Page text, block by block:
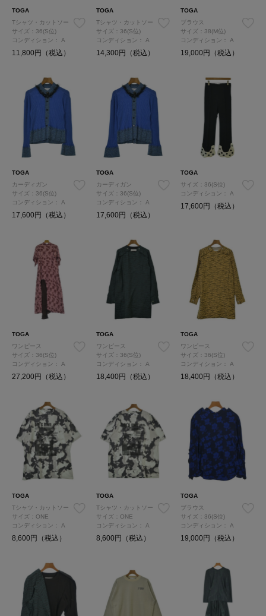
TOGA
Tシャツ・カットソー
サイズ：36(S位)
コンディション： A
11,800円（税込）
TOGA
Tシャツ・カットソー
サイズ：36(S位)
コンディション：
A
14,300円（税込）
TOGA
ブラウス
サイズ：38(M位)
コンディション：
A
19,000円（税込）
TOGA
カーディガン
サイズ：36(S位)
コンディション： A
17,600円（税込）
TOGA
カーディガン
サイズ：36(S位)
コンディション：
A
17,600円（税込）
TOGA
サイズ：36(S位)
コンディション：
A
17,600円（税込）
TOGA
ワンピース
サイズ：36(S位)
コンディション： A
27,200円（税込）
TOGA
ワンピース
サイズ：36(S位)
コンディション：
A
18,400円（税込）
TOGA
ワンピース
サイズ：36(S位)
コンディション：
A
18,400円（税込）
TOGA
Tシャツ・カットソー
サイズ：ONE
コンディション： A
8,600円（税込）
TOGA
Tシャツ・カットソー
サイズ：ONE
コンディション：
A
8,600円（税込）
TOGA
ブラウス
サイズ：36(S位)
コンディション：
A
19,000円（税込）